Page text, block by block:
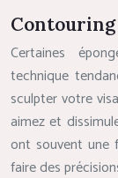
Certaines
technique
sculpter votre
aimez et
ont souvent une
faire des